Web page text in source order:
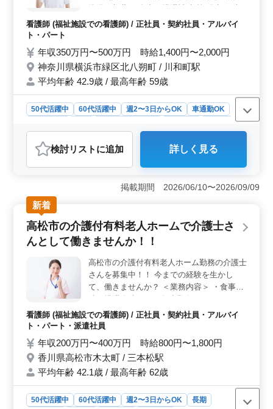
おり、社会保険の完備や通勤手当の支給など働きやすい
環境が整っています。また週休2日制や年間休日が120日
以上と休息を大切にできる環境が整っています。キャリ
アの長い方々が安心して長く勤務できる体制が整ってい
ます。
準備、与薬 ・食事、排泄補助 等 備考 ・車
通勤可能 ・週休2日制 ・制服支給 看護師経
看護師 (福祉施設での看護師) / 正社員・契約社員・アルバイ
ト・パート
年収350万円〜500万円 時給1,400円〜2,000円
神奈川県横浜市緑区北八朔町 / 川和町駅
平均年齢 42.9歳 / 最高年齢 59歳
50代活躍中 60代活躍中 週2〜3日からOK
車通勤OK
アルバイト・パート
おすすめポイント
＜働きやすさ＞ 週2〜3日からの柔軟な勤務体系や車通
勤可で、仕事とプライベートの両立がしやすい環境を提
供しています。さらに、週休2日制や残業が少ないため、
ストレスなく業務に取り組めます。制服の支給もあり、
身だしなみの心配も軽減されます。 ＜給与・福利厚
生＞ 高水準の給与や実費支給の通勤手当、社会保険完
備など、安心して働ける待遇を提供しています。特に、
定した給与と待遇で、長期的なキャリアを築けま
す。 ＜キャリアパス＞ 中高年の方々が活躍できる
環境であり、看護師経験が豊富な方を積極的に採用して
います。経験を活かしながら、施設内でのスキルアップ
やキャリアのさらなる発展を支援します。
検討リスト に追加 詳しく見る
掲載期間 2026/06/10〜2026/09/09
新着
高松市の介護付有料老人ホームで介護士さ
んとして働きませんか！！
高松市の介護付有料老人ホーム勤務の介護士
さんを募集中！！ 今までの経験を生かし
て、働きませんか？ ＜業務内容＞ ・食事介
ョン ・リハビリテーションサポート ・書類
作成、書類整理 ・サービス利用者の家族と
・50代以上も活躍中 ご経験に合わせて対応
頂きますのでご安心下さい！ お気軽にお問
い合わせください♪
看護師 (福祉施設での看護師) / 正社員・契約社員・アルバイ
ト・パート・派遣社員
年収200万円〜400万円 時給800円〜1,800円
香川県高松市木太町 / 三本松駅
平均年齢 42.1歳 / 最高年齢 62歳
50代活躍中 60代活躍中 週2〜3日からOK 長期